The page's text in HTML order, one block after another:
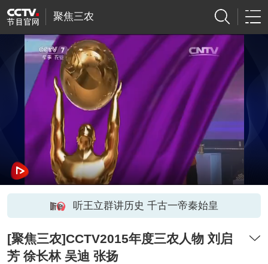
聚焦三农
听王立群讲历史 千古一帝秦始皇
[聚焦三农]CCTV2015年度三农人物 刘启
芳 徐长林 吴迪 张扬